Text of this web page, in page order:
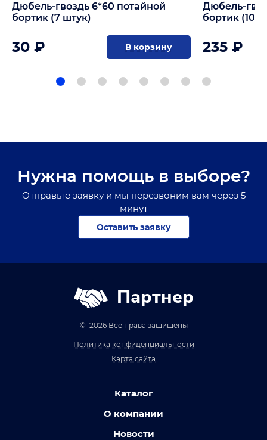
Дюбель-гвоздь 6*60 потайной
бортик (7 штук)
30 ₽ В корзину
Дюбель-
бортик (100
235 ₽
Нужна помощь в выборе?
Отправьте заявку и мы перезвоним вам через 5
минут
Оставить заявку
Партнер
© 2026 Все права защищены
Политика конфиденциальности
Карта сайта
Каталог
О компании
Новости